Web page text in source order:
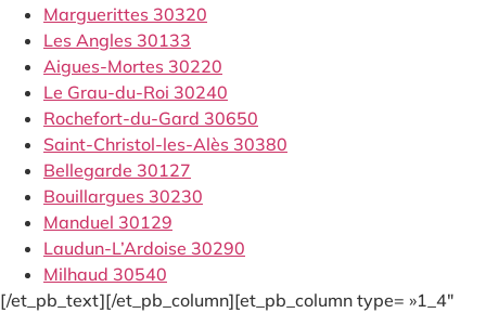
Marguerittes 30320
Les Angles 30133
Aigues-Mortes 30220
Le Grau-du-Roi 30240
Rochefort-du-Gard 30650
Saint-Christol-les-Alès 30380
Bellegarde 30127
Bouillargues 30230
Manduel 30129
Laudun-L’Ardoise 30290
Milhaud 30540
[/et_pb_text][/et_pb_column][et_pb_column type= »1_4″